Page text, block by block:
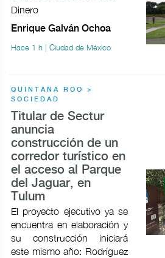
Dinero
Enrique Galván Ochoa
Hace 1 h | Ciudad de México
QUINTANA ROO >
SOCIEDAD
Titular de Sectur
anuncia
construcción de un
corredor turístico en
el acceso al Parque
del Jaguar, en
Tulum
El proyecto ejecutivo ya se
encuentra en elaboración y
su construcción iniciará
este mismo año: Rodríguez